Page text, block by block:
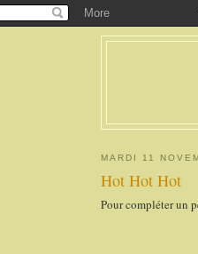
MARDI 11
Hot Hot Hot
Pour compléter un